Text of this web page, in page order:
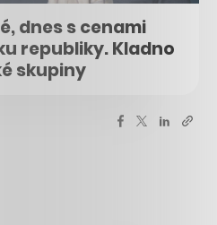
dnes s cenami
republiky. Kladno
skupiny